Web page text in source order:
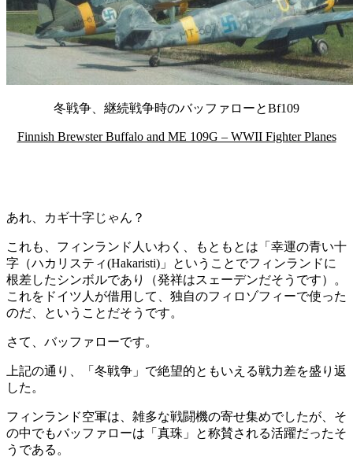
冬戦争、継続戦争時のバッファローとBf109
Finnish Brewster Buffalo and ME 109G – WWII Fighter Planes
あれ、カギ十字じゃん？
これも、フィンランド人いわく、もともとは「幸運の青い十
字（ハカリスティ(Hakaristi)」ということでフィンランドに
根差したシンボルであり（発祥はスェーデンだそうです）。
これをドイツ人が借用して、独自のフィロゾフィーで使った
のだ、ということだそうです。
さて、バッファローです。
上記の通り、「冬戦争」で絶望的ともいえる戦力差を盛り返
した。
フィンランド空軍は、雑多な戦闘機の寄せ集めでしたが、そ
の中でもバッファローは「真珠」と称賛される活躍だったそ
うである。